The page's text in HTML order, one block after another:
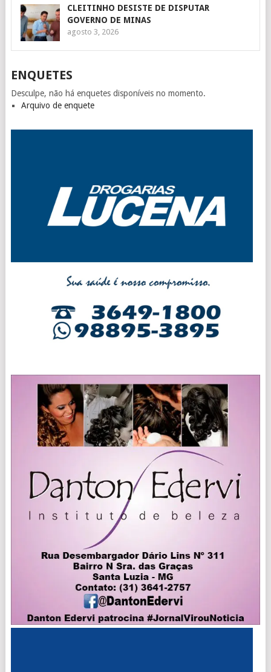
CLEITINHO DESISTE DE DISPUTAR
GOVERNO DE MINAS
agosto 3, 2026
ENQUETES
Desculpe, não há enquetes disponíveis no momento.
Arquivo de enquete